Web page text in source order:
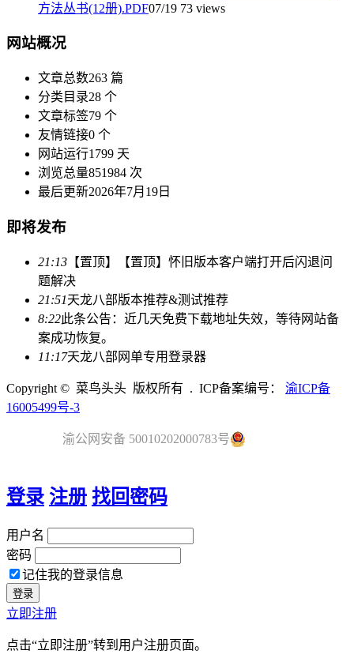
方法丛书(12册).PDF07/19 73 views
网站概况
文章总数263 篇
分类目录28 个
文章标签79 个
友情链接0 个
网站运行1799 天
浏览总量851984 次
最后更新2026年7月19日
即将发布
21:13 【置顶】【置顶】怀旧版本客户端打开后闪退问
题解决
21:51天龙八部版本推荐&测试推荐
8:22此条公告：近几天免费下载地址失效，等待网站备
案成功恢复。
11:17天龙八部网单专用登录器
Copyright © 菜鸟头头 版权所有 . ICP备案编号： 渝ICP备
16005499号-3
渝公网安备 50010202000783号
登录 注册 找回密码
用户名
密码
记住我的登录信息
立即注册
点击“立即注册”转到用户注册页面。